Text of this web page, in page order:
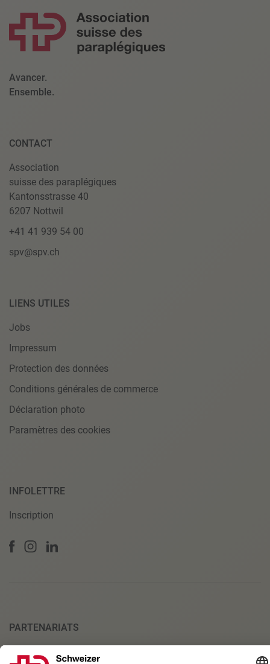
Avancer.
Ensemble.
CONTACT
Association
suisse des paraplégiques
Kantonsstrasse 40
6207 Nottwil
+41 41 939 54 00
spv@spv.ch
LIENS UTILES
Jobs
Impressum
Protection des données
Conditions générales de commerce
Déclaration photo
Paramètres des cookies
INFOLETTRE
Inscription
PARTENARIATS